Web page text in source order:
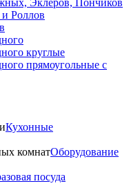
Роллов
круглые
прямоугольные с
Кухонные
Оборудование
посуда